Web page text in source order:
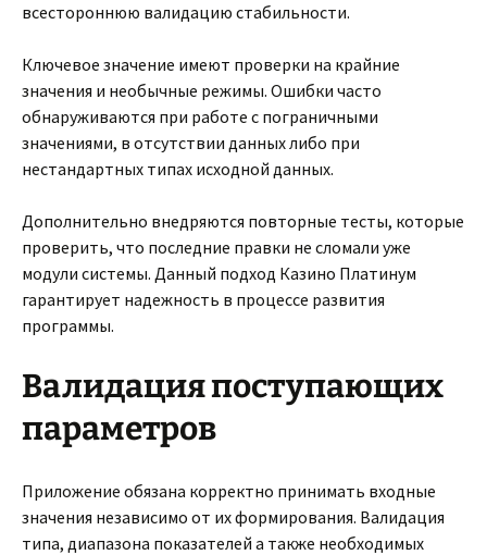
всестороннюю валидацию стабильности.
Ключевое значение имеют проверки на крайние
значения и необычные режимы. Ошибки часто
обнаруживаются при работе с пограничными
значениями, в отсутствии данных либо при
нестандартных типах исходной данных.
Дополнительно внедряются повторные тесты, которые
проверить, что последние правки не сломали уже
модули системы. Данный подход Казино Платинум
гарантирует надежность в процессе развития
программы.
Валидация поступающих
параметров
Приложение обязана корректно принимать входные
значения независимо от их формирования. Валидация
типа, диапазона показателей а также необходимых